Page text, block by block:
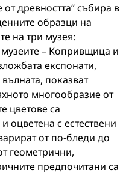
древността“ събира в
образци на
на три музея:
– Копривщица и
експонати,
показват
многообразие от
цветове са
оцветена с естествени
от по-бледи до
геометрични,
предпочитани са